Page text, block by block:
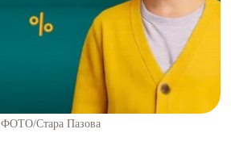
ФОТО/Стара Пазова